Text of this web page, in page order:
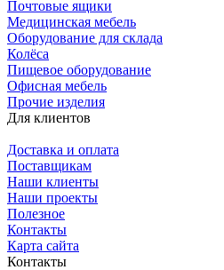
Почтовые ящики
Медицинская мебель
Оборудование для склада
Колёса
Пищевое оборудование
Офисная мебель
Прочие изделия
Для клиентов
Доставка и оплата
Поставщикам
Наши клиенты
Наши проекты
Полезное
Контакты
Карта сайта
Контакты